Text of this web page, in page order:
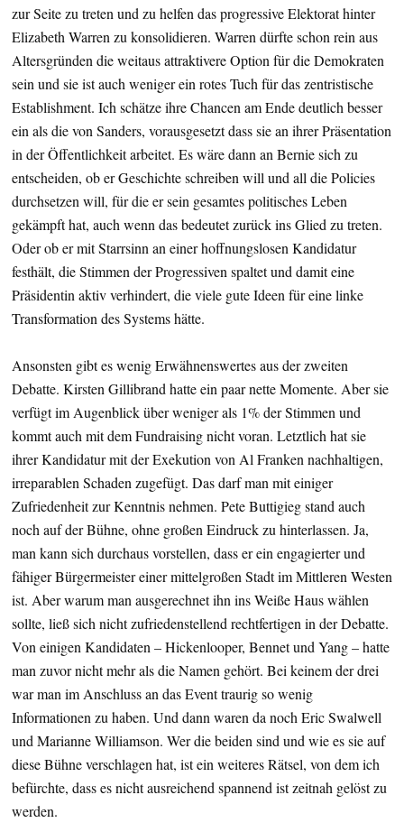
zur Seite zu treten und zu helfen das progressive Elektorat hinter
Elizabeth Warren zu konsolidieren. Warren dürfte schon rein aus
Altersgründen die weitaus attraktivere Option für die Demokraten
sein und sie ist auch weniger ein rotes Tuch für das zentristische
Establishment. Ich schätze ihre Chancen am Ende deutlich besser
ein als die von Sanders, vorausgesetzt dass sie an ihrer Präsentation
in der Öffentlichkeit arbeitet. Es wäre dann an Bernie sich zu
entscheiden, ob er Geschichte schreiben will und all die Policies
durchsetzen will, für die er sein gesamtes politisches Leben
gekämpft hat, auch wenn das bedeutet zurück ins Glied zu treten.
Oder ob er mit Starrsinn an einer hoffnungslosen Kandidatur
festhält, die Stimmen der Progressiven spaltet und damit eine
Präsidentin aktiv verhindert, die viele gute Ideen für eine linke
Transformation des Systems hätte.
Ansonsten gibt es wenig Erwähnenswertes aus der zweiten
Debatte. Kirsten Gillibrand hatte ein paar nette Momente. Aber sie
verfügt im Augenblick über weniger als 1% der Stimmen und
kommt auch mit dem Fundraising nicht voran. Letztlich hat sie
ihrer Kandidatur mit der Exekution von Al Franken nachhaltigen,
irreparablen Schaden zugefügt. Das darf man mit einiger
Zufriedenheit zur Kenntnis nehmen. Pete Buttigieg stand auch
noch auf der Bühne, ohne großen Eindruck zu hinterlassen. Ja,
man kann sich durchaus vorstellen, dass er ein engagierter und
fähiger Bürgermeister einer mittelgroßen Stadt im Mittleren Westen
ist. Aber warum man ausgerechnet ihn ins Weiße Haus wählen
sollte, ließ sich nicht zufriedenstellend rechtfertigen in der Debatte.
Von einigen Kandidaten – Hickenlooper, Bennet und Yang – hatte
man zuvor nicht mehr als die Namen gehört. Bei keinem der drei
war man im Anschluss an das Event traurig so wenig
Informationen zu haben. Und dann waren da noch Eric Swalwell
und Marianne Williamson. Wer die beiden sind und wie es sie auf
diese Bühne verschlagen hat, ist ein weiteres Rätsel, von dem ich
befürchte, dass es nicht ausreichend spannend ist zeitnah gelöst zu
werden.